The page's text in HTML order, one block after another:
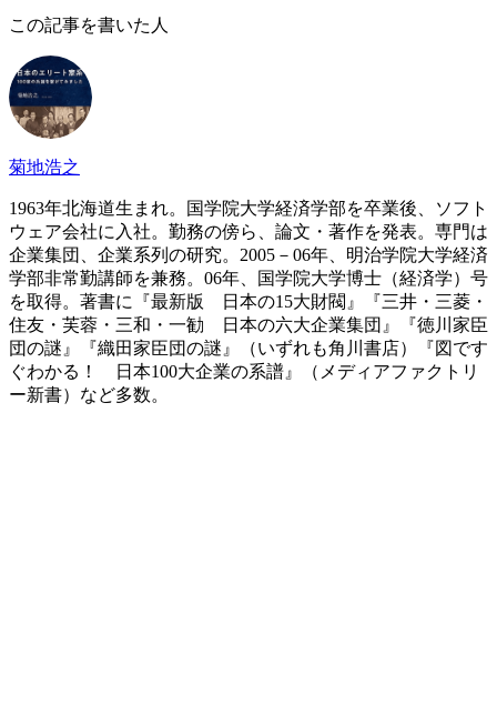
この記事を書いた人
菊地浩之
1963年北海道生まれ。国学院大学経済学部を卒業後、ソフト
ウェア会社に入社。勤務の傍ら、論文・著作を発表。専門は
企業集団、企業系列の研究。2005－06年、明治学院大学経済
学部非常勤講師を兼務。06年、国学院大学博士（経済学）号
を取得。著書に『最新版 日本の15大財閥』『三井・三菱・
住友・芙蓉・三和・一勧 日本の六大企業集団』『徳川家臣
団の謎』『織田家臣団の謎』（いずれも角川書店）『図です
ぐわかる！ 日本100大企業の系譜』（メディアファクトリ
ー新書）など多数。